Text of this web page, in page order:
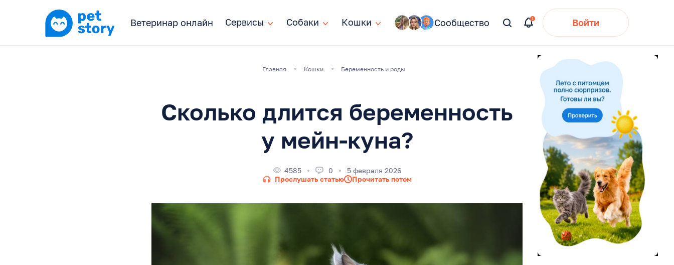
Ветеринар онлайн Сервисы
Сервисы Собаки
Собаки Кошки
Кошки Сообщество Войти
Главная Кошки Беременность и роды
Сколько длится беременность
у мейн-куна?
4585 0
5 февраля 2026
Прослушать статью
Прочитать потом